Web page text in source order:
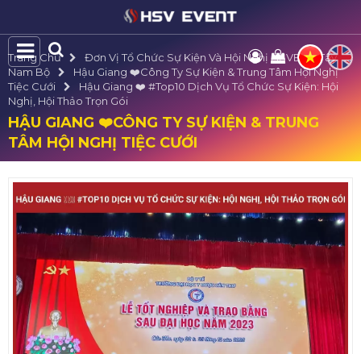
Trang Chủ
Đơn Vị Tổ Chức Sự Kiện Và Hội Nghị HSVE Tại Tây
Nam Bộ
Hậu Giang ❤️️Công Ty Sự Kiện & Trung Tâm Hội Nghị
Tiệc Cưới
Hậu Giang ❤️️ #top10 Dịch Vụ Tổ Chức Sự Kiện: Hội
Nghị, Hội Thảo Trọn Gói
HẬU GIANG ❤️️CÔNG TY SỰ KIỆN & TRUNG
TÂM HỘI NGHỊ TIỆC CƯỚI